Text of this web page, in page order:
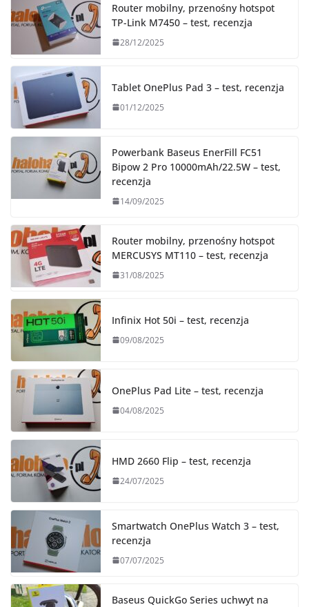
Router mobilny, przenośny hotspot
TP-Link M7450 – test, recenzja
28/12/2025
Tablet OnePlus Pad 3 – test, recenzja
01/12/2025
Powerbank Baseus EnerFill FC51
Bipow 2 Pro 10000mAh/22.5W – test,
recenzja
14/09/2025
Router mobilny, przenośny hotspot
MERCUSYS MT110 – test, recenzja
31/08/2025
Infinix Hot 50i – test, recenzja
09/08/2025
OnePlus Pad Lite – test, recenzja
04/08/2025
HMD 2660 Flip – test, recenzja
24/07/2025
Smartwatch OnePlus Watch 3 – test,
recenzja
07/07/2025
Baseus QuickGo Series uchwyt na